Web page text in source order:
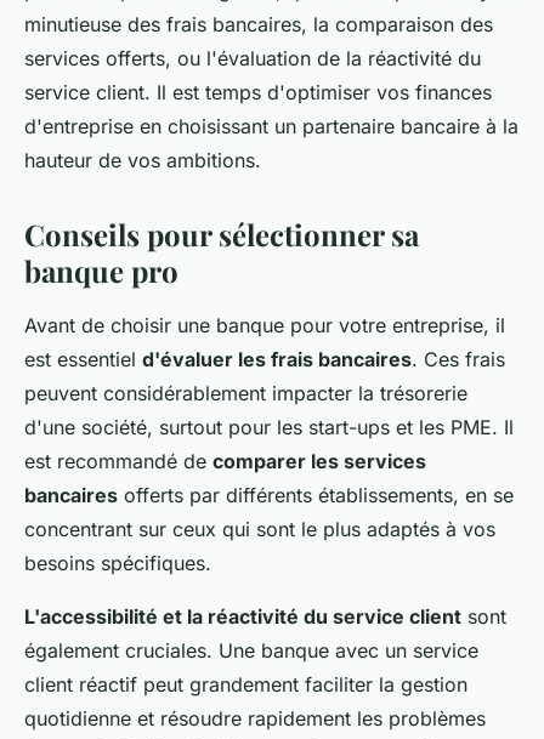
minutieuse des frais bancaires, la comparaison des
services offerts, ou l'évaluation de la réactivité du
service client. Il est temps d'optimiser vos finances
d'entreprise en choisissant un partenaire bancaire à la
hauteur de vos ambitions.
Conseils pour sélectionner sa
banque pro
Avant de choisir une banque pour votre entreprise, il
est essentiel d'évaluer les frais bancaires. Ces frais
peuvent considérablement impacter la trésorerie
d'une société, surtout pour les start-ups et les PME. Il
est recommandé de comparer les services
bancaires offerts par différents établissements, en se
concentrant sur ceux qui sont le plus adaptés à vos
besoins spécifiques.
L'accessibilité et la réactivité du service client sont
également cruciales. Une banque avec un service
client réactif peut grandement faciliter la gestion
quotidienne et résoudre rapidement les problèmes